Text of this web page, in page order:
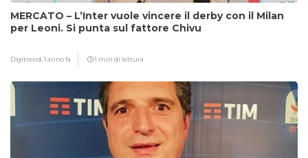
MERCATO – L’Inter vuole vincere il derby con il Milan
per Leoni. Si punta sul fattore Chivu
Digitrend,1 anno fa 1 min di lettura